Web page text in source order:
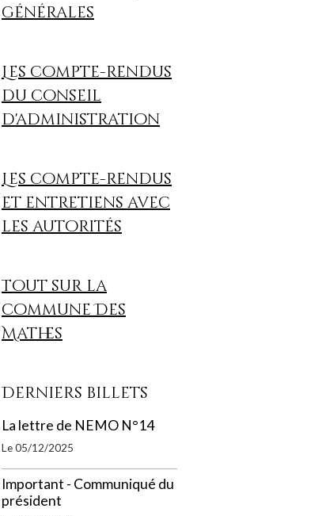
générales
Les compte-rendus
du conseil
d'administration
Les compte-rendus
et entretiens avec
les autorités
Tout sur la
commune Des
Mathes
Derniers billets
La lettre de NEMO N°14
Le 05/12/2025
Important - Communiqué du
président